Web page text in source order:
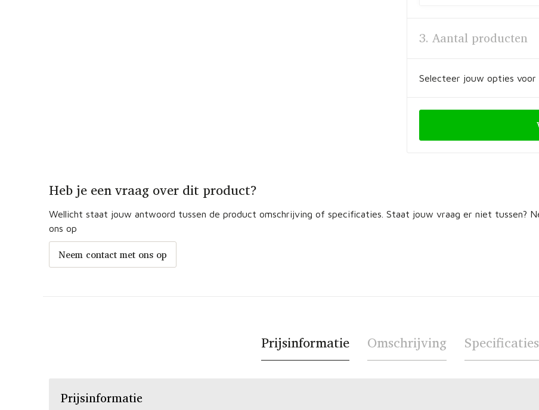
3. Aantal producten
Selecteer jouw opties voor
Heb je een vraag over dit product?
Wellicht staat jouw antwoord tussen de product omschrijving of specificaties. Staat jouw vraag er niet tussen?
ons op
Neem contact met ons op
Prijsinformatie Omschrijving Specificaties
Prijsinformatie